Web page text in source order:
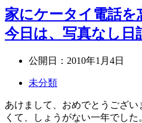
家にケータイ電話を
今日は、写真なし日
公開日： 2010年1月4日
未分類
あけまして、おめでとうござ
くて、しょうがない一年でし